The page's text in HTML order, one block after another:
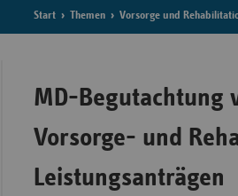
Start Themen Vorsorge und
MD-Begutachtung
Vorsorge- und
Leistungsanträgen